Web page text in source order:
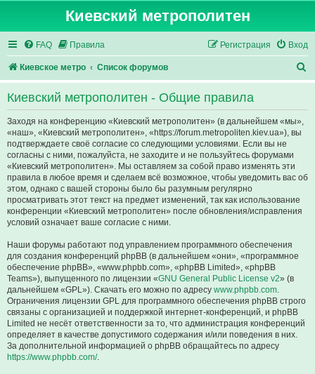
Киевский метрополитен
FAQ Правила Вход
Регистрация
Киевское метро Список форумов
о
Киевский метрополитен - Общие правила
Заходя на конференцию «Киевский метрополитен» (в дальнейшем «мы»,
«наш», «Киевский метрополитен», «https://forum.metropoliten.kiev.ua»), вы
подтверждаете своё согласие со следующими условиями. Если вы не
согласны с ними, пожалуйста, не заходите и не пользуйтесь форумами
«Киевский метрополитен». Мы оставляем за собой право изменять эти
правила в любое время и сделаем всё возможное, чтобы уведомить вас об
этом, однако с вашей стороны было бы разумным регулярно
просматривать этот текст на предмет изменений, так как использование
конференции «Киевский метрополитен» после обновления/исправления
условий означает ваше согласие с ними.
Наши форумы работают под управлением программного обеспечения
для создания конференций phpBB (в дальнейшем «они», «программное
обеспечение phpBB», «www.phpbb.com», «phpBB Limited», «phpBB
Teams»), выпущенного по лицензии «GNU General Public License v2» (в
дальнейшем «GPL»). Скачать его можно по адресу www.phpbb.com.
Ограничения лицензии GPL для программного обеспечения phpBB строго
связаны с организацией и поддержкой интернет-конференций, и phpBB
Limited не несёт ответственности за то, что администрация конференций
определяет в качестве допустимого содержания и/или поведения в них.
За дополнительной информацией о phpBB обращайтесь по адресу
https://www.phpbb.com/.